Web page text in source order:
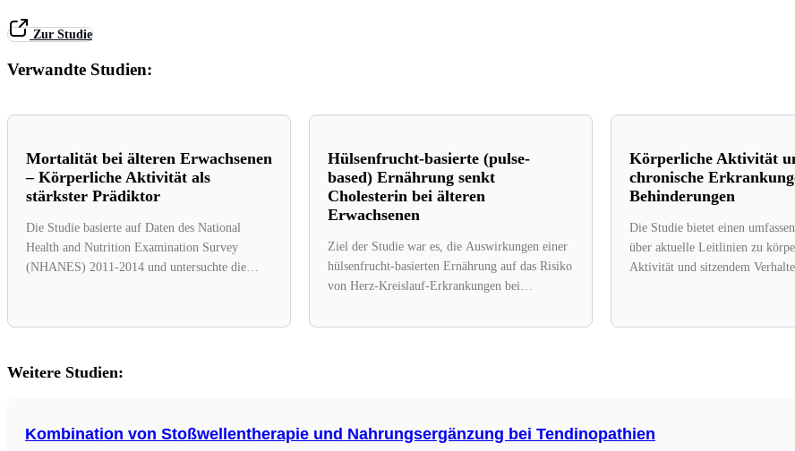
Zur Studie
Verwandte Studien:
Mortalität bei älteren Erwachsenen
– Körperliche Aktivität als
stärkster Prädiktor
Die Studie basierte auf Daten des National
Health and Nutrition Examination Survey
(NHANES) 2011-2014 und untersuchte die
Hülsenfrucht-basierte (pulse-
based) Ernährung senkt
Cholesterin bei älteren
Erwachsenen
Ziel der Studie war es, die Auswirkungen einer
hülsenfrucht-basierten Ernährung auf das Risiko
von Herz-Kreislauf-Erkrankungen bei
Körperliche Aktivität
chronische
Behinderungen
Die Studie bietet einen
über aktuelle Leitlinien zu
Aktivität und sitzendem
Weitere Studien:
Kombination von Stoßwellentherapie und Nahrungsergänzung bei Tendinopathien